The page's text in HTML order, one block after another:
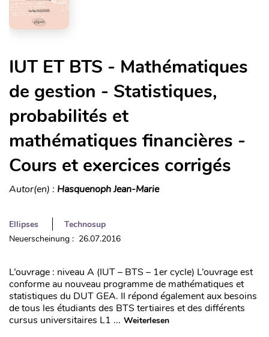
IUT ET BTS - Mathématiques
de gestion - Statistiques,
probabilités et
mathématiques financières -
Cours et exercices corrigés
Autor(en) : Hasquenoph Jean-Marie
Ellipses
Technosup
Neuerscheinung : 26.07.2016
L’ouvrage : niveau A (IUT – BTS – 1er cycle) L’ouvrage est
conforme au nouveau programme de mathématiques et
statistiques du DUT GEA. Il répond également aux besoins
de tous les étudiants des BTS tertiaires et des différents
cursus universitaires L1 ... Weiterlesen